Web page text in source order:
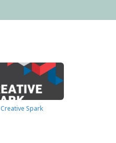
Creative Spark